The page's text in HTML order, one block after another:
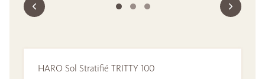
HARO Sol Stratifié TRITTY 100